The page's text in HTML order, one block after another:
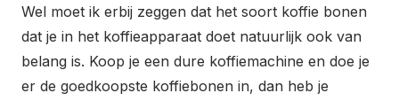
Wel moet ik erbij zeggen dat het soort koffie bonen
dat je in het koffieapparaat doet natuurlijk ook van
belang is. Koop je een dure koffiemachine en doe je
er de goedkoopste koffiebonen in, dan heb je